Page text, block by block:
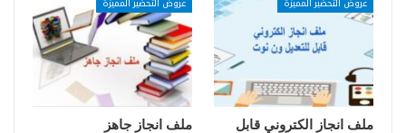
عروض التحضير المميزة
ملف انجاز الكتروني قابل
عروض التحضير المميزة
ملف انجاز جاهز